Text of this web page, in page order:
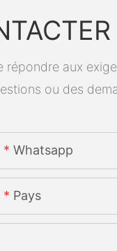
aux
ou des
Whatsapp
Pays